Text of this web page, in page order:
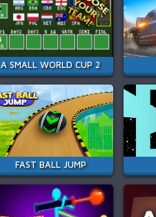
A SMALL WORLD CUP 2
FAST BALL JUMP